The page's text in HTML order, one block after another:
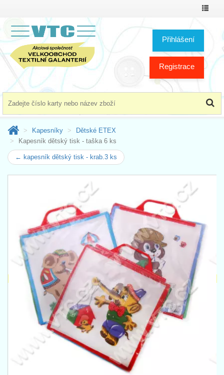
Přihlášení
Registrace
Kapesníky
Dětské ETEX
Kapesník dětský tisk - taška 6 ks
← kapesník dětský tisk - krab.3 ks